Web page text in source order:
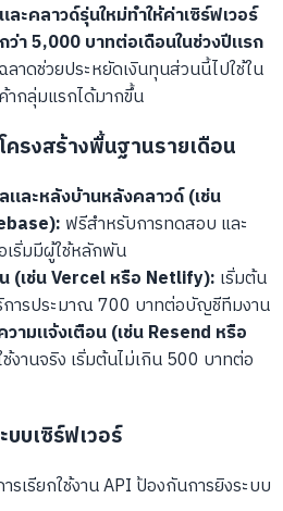
ะคลาวด์รุ่นใหม่ทำให้ค่าเซิร์ฟเวอร์
า 5,000 บาทต่อเดือนในช่วงปีแรก
าดช่วยประหยัดเงินทุนส่วนนี้ไปใช้ใน
ากลุ่มแรกได้มากขึ้น
ครงสร้างพื้นฐานรายเดือน
และหลังบ้านหลังคลาวด์ (เช่น
ฟรีสำหรับการทดสอบ และ
ริ่มมีผู้ใช้หลักพัน
(เช่น Vercel หรือ Netlify): เริ่มต้น
การประมาณ 700 บาทต่อบัญชีทีมงาน
ามแจ้งเตือน (เช่น Resend หรือ
งานจริง เริ่มต้นไม่เกิน 500 บาทต่อ
บเซิร์ฟเวอร์
รเรียกใช้งาน API ป้องกันการยิงระบบ